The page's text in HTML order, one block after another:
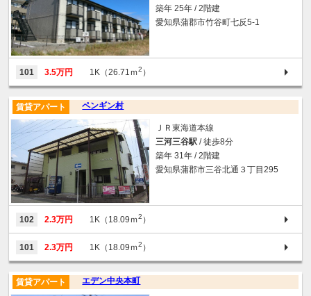
築年 25年 / 2階建
愛知県蒲郡市竹谷町七反5-1
101 3.5万円 1K（26.71ｍ2 ）
ペンギン村
賃貸アパート
ＪＲ東海道本線
三河三谷駅 / 徒歩8分
築年 31年 / 2階建
愛知県蒲郡市三谷北通３丁目295
102 2.3万円 1K（18.09ｍ2 ）
101 2.3万円 1K（18.09ｍ2 ）
エデン中央本町
賃貸アパート